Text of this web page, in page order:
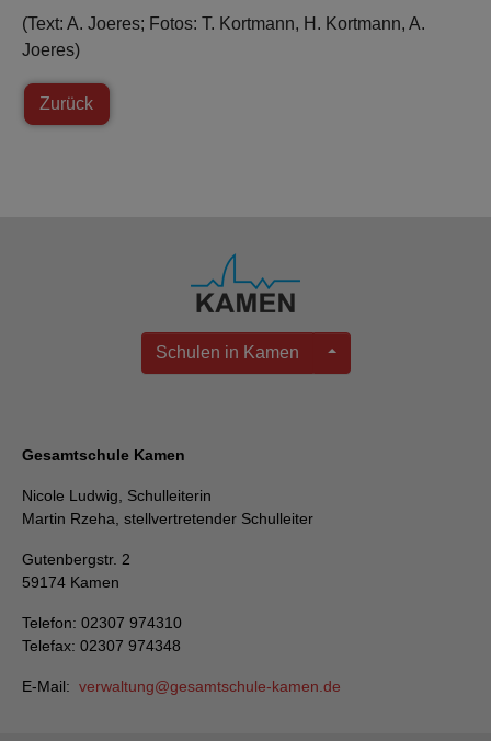
(Text: A. Joeres; Fotos: T. Kortmann, H. Kortmann, A.
Joeres)
Zurück
Schulen in Kamen
Gesamtschule Kamen
Nicole Ludwig, Schulleiterin
Martin Rzeha, stellvertretender Schulleiter
Gutenbergstr. 2
59174 Kamen
Telefon: 02307 974310
Telefax: 02307 974348
E-Mail: verwaltung gesamtschule-kamen de